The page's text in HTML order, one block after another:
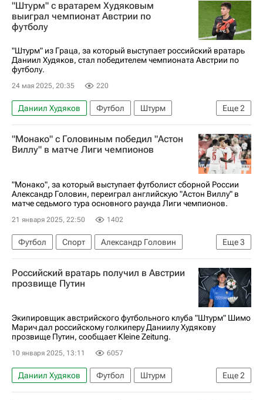
"Штурм" с вратарем Худяковым
выиграл чемпионат Австрии по
футболу
"Штурм" из Граца, за который выступает российский вратарь
Даниил Худяков, стал победителем чемпионата Австрии по
футболу.
24 мая 2025, 20:35 220
Еще2
Даниил Худяков Футбол
Штурм
Вольфсберг
Зальцбург
"Монако" с Головиным победил "Астон
Виллу" в матче Лиги чемпионов
"Монако", за который выступает футболист сборной России
Александр Головин, переиграл английскую "Астон Виллу" в
матче седьмого тура основного раунда Лиги чемпионов.
21 января 2025, 22:50 1402
Еще3
Футбол Спорт
Александр Головин
Монако
Астон Вилла
Лига чемпионов УЕФА 2026-2027
Российский вратарь получил в Австрии
прозвище Путин
Экипировщик австрийского футбольного клуба "Штурм" Шимо
Марич дал российскому голкиперу Даниилу Худякову
прозвище Путин, сообщает Kleine Zeitung.
10 января 2025, 13:11 6057
Еще2
Даниил Худяков Футбол
Штурм
Вокруг спорта
Владимир Путин